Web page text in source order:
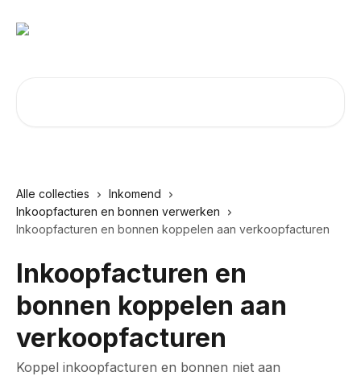
Alle collecties
Inkomend
Inkoopfacturen en bonnen verwerken
Inkoopfacturen en bonnen koppelen aan verkoopfacturen
Inkoopfacturen en
bonnen koppelen aan
verkoopfacturen
Koppel inkoopfacturen en bonnen niet aan